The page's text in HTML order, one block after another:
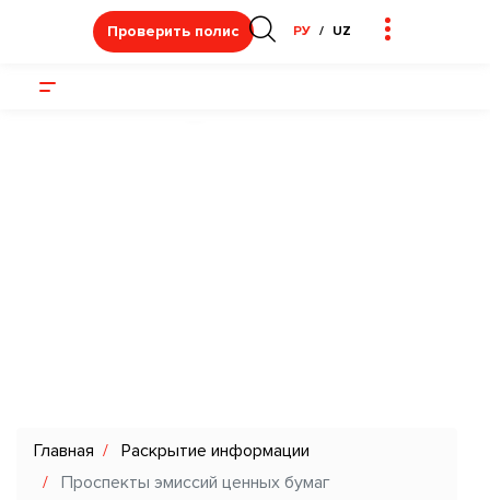
Проверить полис РУ UZ
Проспекты эмиссий
ценных бумаг
Главная
Раскрытие информации
Проспекты эмиссий ценных бумаг